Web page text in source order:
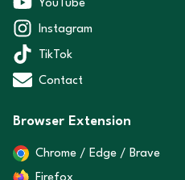
YouTube
Instagram
TikTok
Contact
Browser Extension
Chrome / Edge / Brave